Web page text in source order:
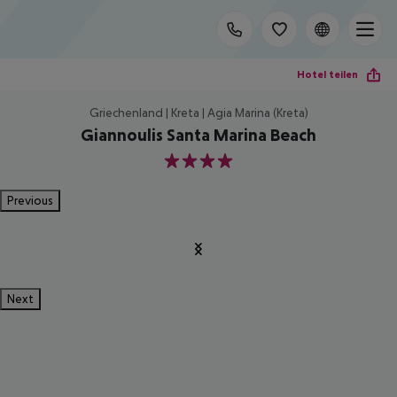
Hotel teilen
Griechenland | Kreta | Agia Marina (Kreta)
Giannoulis Santa Marina Beach
4
Previous
Next